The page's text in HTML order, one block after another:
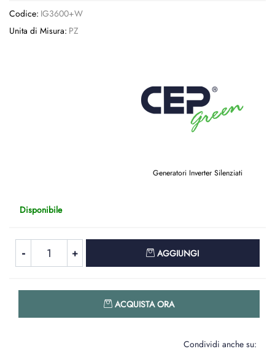
Codice: IG3600+W
Unita di Misura: PZ
Generatori Inverter Silenziati
Disponibile
AGGIUNGI
ACQUISTA ORA
Condividi anche su: